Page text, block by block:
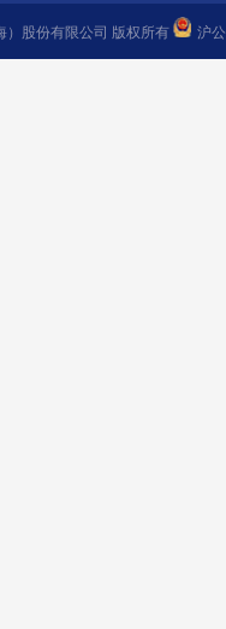
股份有限公司 版权所有 沪